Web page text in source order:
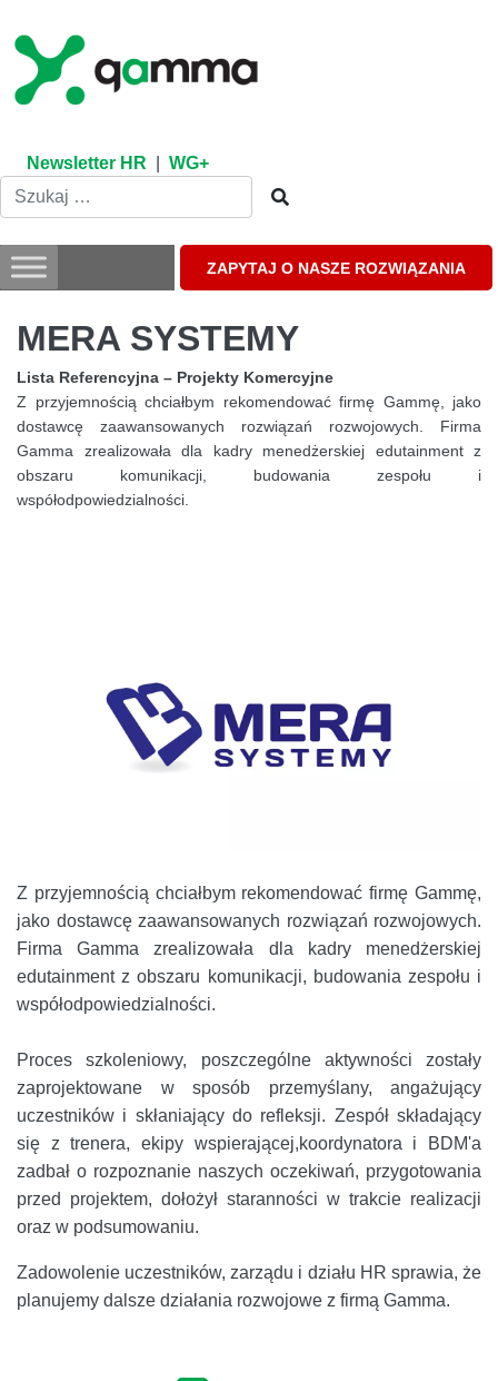
content
Newsletter HR WG+
ZAPYTAJ O NASZE ROZWIĄZANIA
MERA SYSTEMY
Lista Referencyjna – Projekty Komercyjne
Z przyjemnością chciałbym rekomendować firmę Gammę, jako
dostawcę zaawansowanych rozwiązań rozwojowych. Firma
Gamma zrealizowała dla kadry menedżerskiej edutainment z
obszaru komunikacji, budowania zespołu i
współodpowiedzialności.
Z przyjemnością chciałbym rekomendować firmę Gammę,
jako dostawcę zaawansowanych rozwiązań rozwojowych.
Firma Gamma zrealizowała dla kadry menedżerskiej
edutainment z obszaru komunikacji, budowania zespołu i
współodpowiedzialności.
Proces szkoleniowy, poszczególne aktywności zostały
zaprojektowane w sposób przemyślany, angażujący
uczestników i skłaniający do refleksji. Zespół składający
się z trenera, ekipy wspierającej,koordynatora i BDM'a
zadbał o rozpoznanie naszych oczekiwań, przygotowania
przed projektem, dołożył staranności w trakcie realizacji
oraz w podsumowaniu.
Zadowolenie uczestników, zarządu i działu HR sprawia, że
planujemy dalsze działania rozwojowe z firmą Gamma.